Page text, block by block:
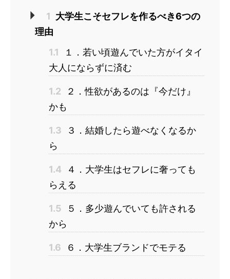
1 大学生こそセフレを作るべき6つの
理由
1.1
１．若い頃遊んでいた方がイタイ
大人にならずに済む
1.2
２．性欲があるのは『今だけ』
かも
1.3
３．結婚したら遊べなくなるか
ら
1.4
４．大学生はセフレに奢っても
らえる
1.5
５．多少遊んでいても許される
から
1.6 ６．大学生ブランドでモテる